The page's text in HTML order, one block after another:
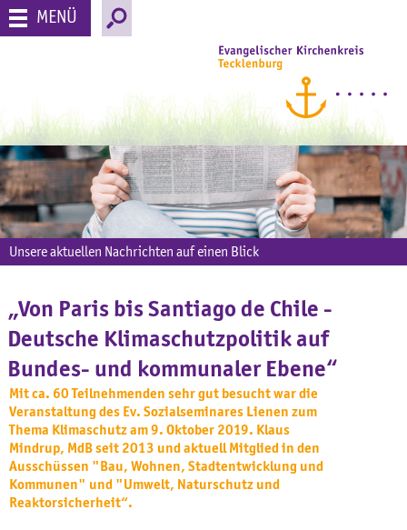
MENÜ
Unsere aktuellen Nachrichten auf einen Blick
„Von Paris bis Santiago de Chile -
Deutsche Klimaschutzpolitik auf
Bundes- und kommunaler Ebene“
Mit ca. 60 Teilnehmenden sehr gut besucht war die
Veranstaltung des Ev. Sozialseminares Lienen zum
Thema Klimaschutz am 9. Oktober 2019. Klaus
Mindrup, MdB seit 2013 und aktuell Mitglied in den
Ausschüssen "Bau, Wohnen, Stadtentwicklung und
Kommunen" und "Umwelt, Naturschutz und
Reaktorsicherheit“.